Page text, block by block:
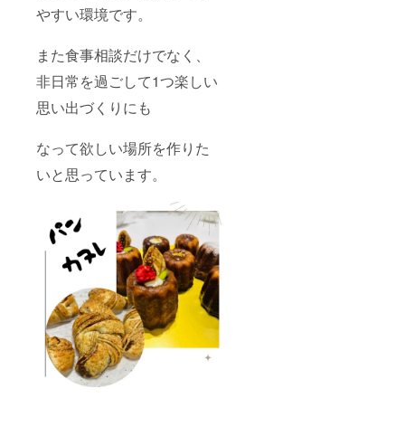
やすい環境です。
また食事相談だけでなく、
非日常を過ごして1つ楽しい
思い出づくりにも
なって欲しい場所を作りた
いと思っています。